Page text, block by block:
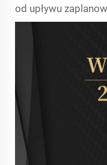
od upływu